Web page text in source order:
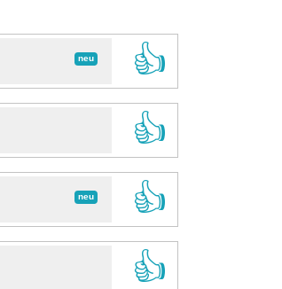
neu
👍
👍
neu
👍
👍